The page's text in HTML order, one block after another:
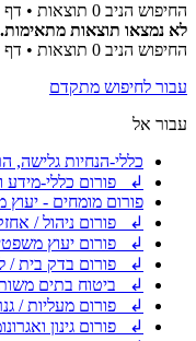
החיפוש הניב 0 תוצאות • דף
לא נמצאו תוצאות מתאימות.
החיפוש הניב 0 תוצאות • דף
עבור לחיפוש מתקדם
עבור אל
כללי-הנחיות גלישה,
↲ פורום כללי-מידע
פורום מומחים -
↲ פורום ניהול /
↲ פורום יעוץ
↲ פורום בדק בית /
↲ ביטוח בתים
↲ פורום מעליות /
↲ פורום גינון